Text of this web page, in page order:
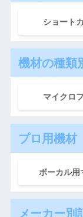
ショート
機材の種類
マイクロ
プロ用機材
ボーカル用
メーカー別